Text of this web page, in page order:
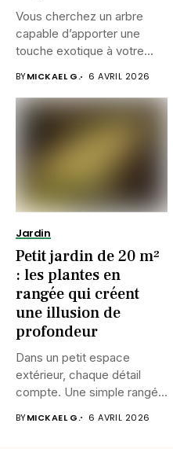
Vous cherchez un arbre
capable d’apporter une
touche exotique à votre
BYMICKAEL G. 6 AVRIL 2026
Jardin
Petit jardin de 20 m²
: les plantes en
rangée qui créent
une illusion de
profondeur
Dans un petit espace
extérieur, chaque détail
compte. Une simple rangée
BYMICKAEL G. 6 AVRIL 2026